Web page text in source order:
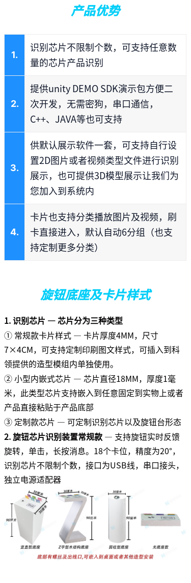
产品优势
1.
识别芯片不限制个数，可支持任意数
量的芯片产品识别
2.
提供unity DEMO SDK演示包方便二
次开发，无需密狗，串口通信，
C++、JAVA等也可支持
3.
供默认展示软件一套，可支持自行设
置2D图片或者视频类型文件进行识别
展示，也可提供3D模型展示让我们为
您加入到系统内
4.
卡片也支持分类播放图片及视频，刷
卡直接进入，默认自动6分组（也支
持定制更多分类）
旋钮底座及卡片样式
1. 识别芯片 — 芯片分为三种类型
① 常规款卡片样式 — 卡片厚度4MM，尺寸
7×4CM，可支持定制印刷图文样式，可插入到科
领提供的造型模组内单独使用。
② 小型内嵌式芯片 — 芯片直径18MM，厚度1毫
米，此类型芯片支持嵌入到任意固定到实物上或者
产品直接粘贴于产品底部
③ 定制款芯片 — 可定制识别芯片以及旋钮台形态
2. 旋钮芯片识别装置常规款 — 支持旋钮实时反馈
旋转，单击，长按消息。18个卡位，精度为20°，
识别芯片不限制个数，接口为USB线，串口接头，
独立电源适配器